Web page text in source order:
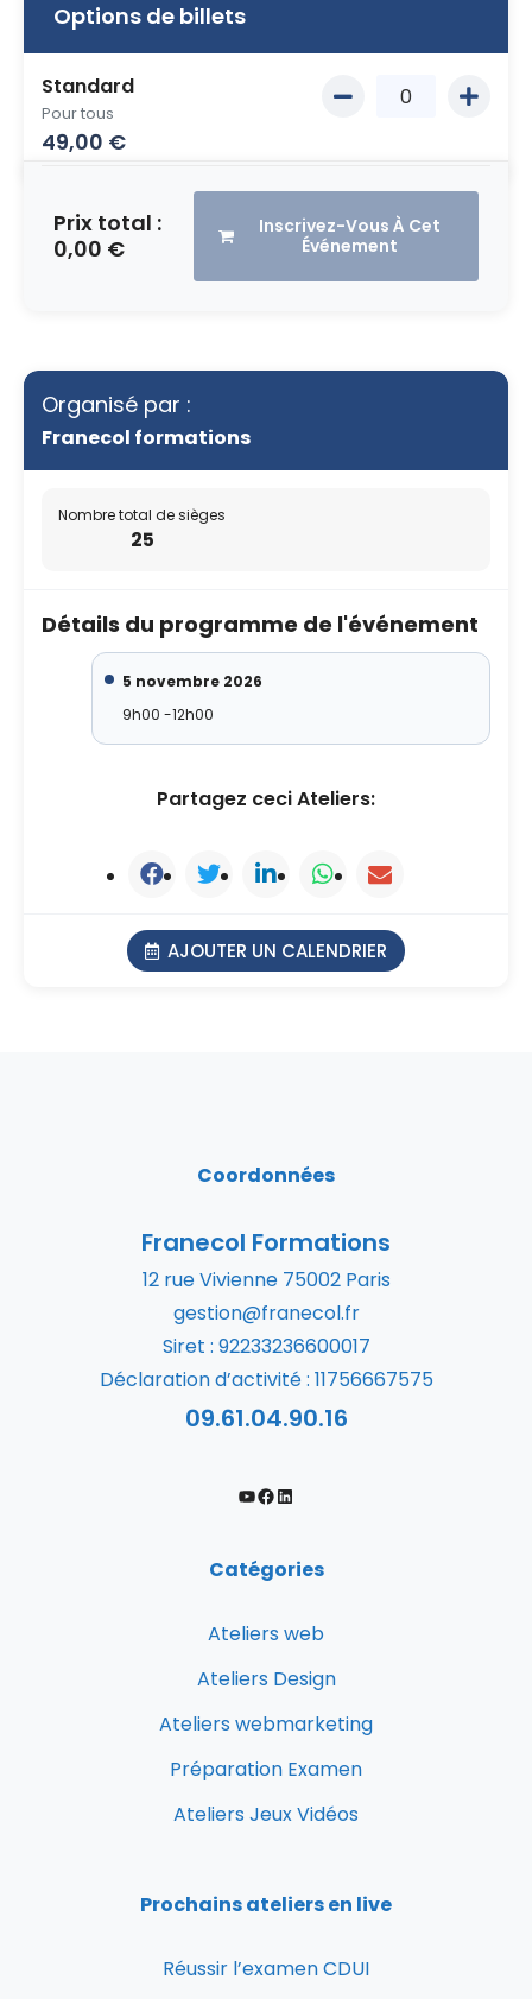
Options de billets
Standard
Pour tous
49,00 €
Prix total :
0,00 €
Inscrivez-Vous À Cet
Événement
Organisé par :
Franecol formations
Nombre total de sièges
25
Détails du programme de l'événement
5 novembre 2026
9h00 -12h00
Partagez ceci Ateliers:
AJOUTER UN CALENDRIER
Coordonnées
Franecol Formations
12 rue Vivienne 75002 Paris
gestion@franecol.fr
Siret : 92233236600017
Déclaration d’activité : 11756667575
09.61.04.90.16
Catégories
Ateliers web
Ateliers Design
Ateliers webmarketing
Préparation Examen
Ateliers Jeux Vidéos
Prochains ateliers en live
Réussir l’examen CDUI